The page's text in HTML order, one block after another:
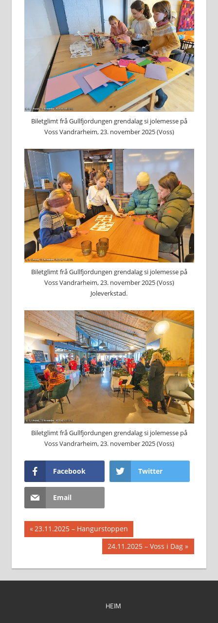
Biletglimt frå Gullfjordungen grendalag si jolemesse på
Voss Vandrarheim, 23. november 2025 (Voss)
Biletglimt frå Gullfjordungen grendalag si jolemesse på
Voss Vandrarheim, 23. november 2025 (Voss)
Joleverkstad.
Biletglimt frå Gullfjordungen grendalag si jolemesse på
Voss Vandrarheim, 23. november 2025 (Voss)
Facebook Twitter
Email
Innleggsnavigasjon
Previous
Post:
23.11.2025 – Hangurstoppen
Next
Post:
24.11.2025 – Voss i Dag
HEIM